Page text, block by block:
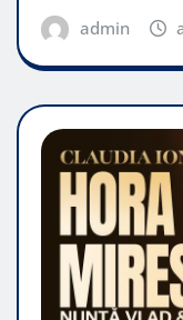
admin